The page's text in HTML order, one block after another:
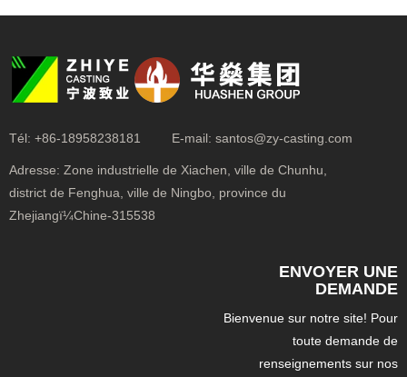
Tél: +86-18958238181 E-mail: santos@zy-casting.com
Adresse: Zone industrielle de Xiachen, ville de Chunhu,
district de Fenghua, ville de Ningbo, province du
Zhejiangï¼Chine-315538
ENVOYER UNE
DEMANDE
Bienvenue sur notre site! Pour
toute demande de
renseignements sur nos